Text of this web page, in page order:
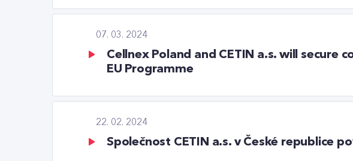
07. 03. 2024
Cellnex Poland and CETIN a.s. will secure
EU Programme
22. 02. 2024
Společnost CETIN a.s. v České republice